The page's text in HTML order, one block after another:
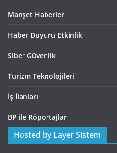
Manşet Haberler
Haber Duyuru Etkinlik
Siber Güvenlik
Turizm Teknolojileri
İş İlanları
BP ile Röportajlar
Hosted by Layer Sistem